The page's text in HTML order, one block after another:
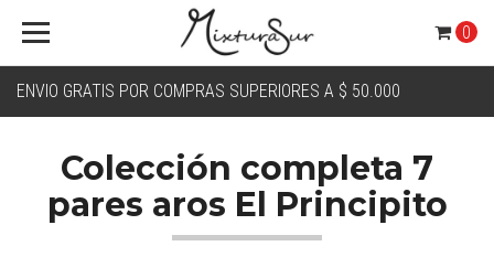
ENVIO GRATIS POR COMPRAS SUPERIORES A $ 50.000
0
Colección completa 7
pares aros El Principito